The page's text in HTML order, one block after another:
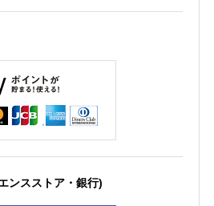
ンスストア・銀行)